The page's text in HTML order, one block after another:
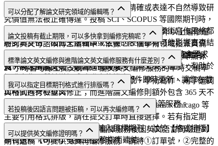
經過英文編修的論文可避免因術語不精確或表達不自然導致研
究價值無法被正確傳達。投稿 SCI、SCOPUS 等國際期刊時，
不僅研究內容，英文表達的準確性、可讀性與學術寫作風格都
將受到評估，因此文法錯誤或生硬的表達都有可能影響審查結
果，甚至導致退稿。 另外，部分期刊在投稿或修訂時會要求
提供英文編修證明，因此在投稿前進行論文英文編修，有助於
提升寫作品質並增加成功發表的機會。
可以分配了解論文研究領域的編輯嗎？
可以。Wordvice 將從超過 2,000 位平均擁有 10 年以上編修經
驗的英文母語碩博士編輯中，依據 215 個學術領域指派具備
BELS 認證或期刊審稿（Peer Reviewer）經驗的專業編輯負
責，為您的論文媒合最合適的專家。
論文投稿有截止期限，可以多快拿到編修完稿呢？
您可自由選擇最短 9 小時至最長 7 天的返件時間，全年無休
24 小時皆可線上提交訂單。論文英文編修服務的準時交稿率
達 99.8%，同時訂單進度會通過電子郵件即時更新，讓您在截
止時間內安心繳交。
標準論文英文編修與進階論文英文編修服務有什麼差別？
標準論文編修主要針對文法、標點符號、學術寫作、用字選詞
與格式進行檢查與修正；而進階論文編修則額外包含 365 天不
限次數免費重新編修與編輯 1:1 無限訊息溝通等服務。
我可以指定目標期刊格式進行排版嗎？
可以。Wordvice 免費提供 APA、MLA、Harvard、Chicago 等
主要引用格式排版，請在提交訂單時直接選擇。若有指定期
刊，請於【期刊名稱】欄位輸入目標期刊，並於【格式排版】
欄位選擇【Other】後提供投稿指南連結。
若投稿後因語言問題被拒稿，可以再次編修嗎？
可以。若使用 Wordvice 論文翻譯服務後因英文語言問題遭到
期刊退稿，可提供免費再編修服務。請將①訂單號，②完整的
可以提供英文編修證明嗎？